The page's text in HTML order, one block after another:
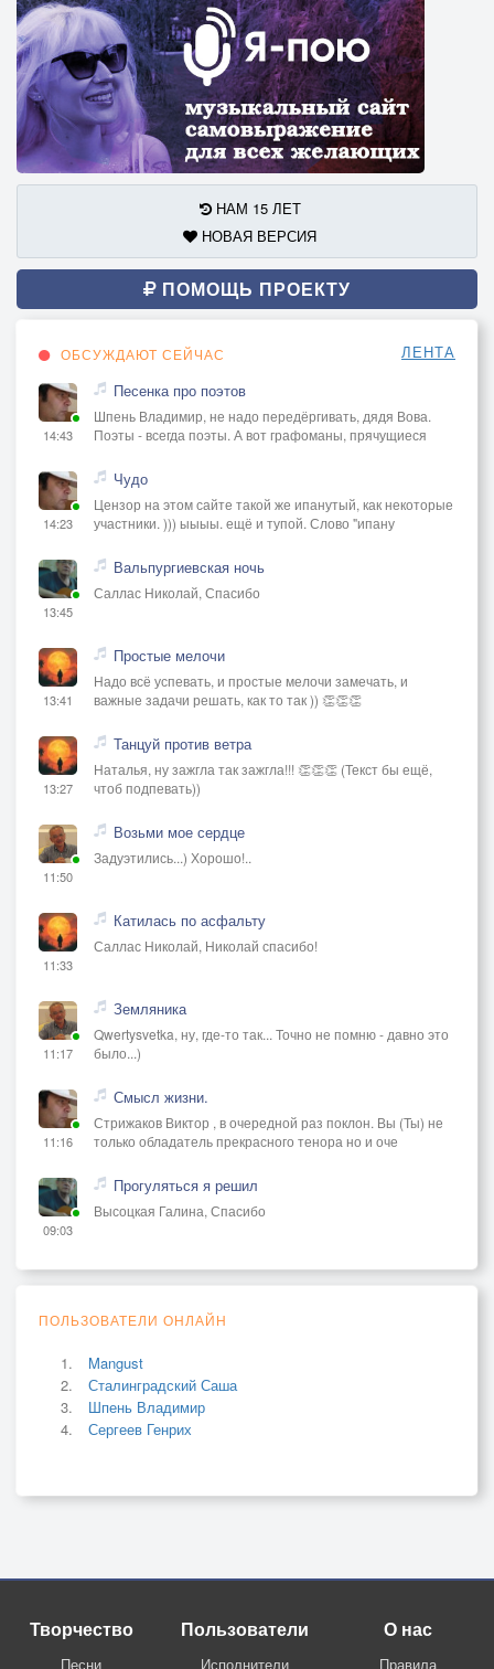
НАМ 15 ЛЕТ
НОВАЯ ВЕРСИЯ
ПОМОЩЬ ПРОЕКТУ
ОБСУЖДАЮТ СЕЙЧАС ЛЕНТА
14:43
Песенка про поэтов
Шпень Владимир, не надо передёргивать, дядя Вова.
Поэты - всегда поэты. А вот графоманы, прячущиеся
14:23
Чудо
Цензор на этом сайте такой же ипанутый, как некоторые
участники. ))) ыыыы. ещё и тупой. Слово "ипану
13:45
Вальпургиевская ночь
Саллас Николай, Спасибо
13:41
Простые мелочи
Надо всё успевать, и простые мелочи замечать, и
важные задачи решать, как то так )) 👏👏👏
13:27
Танцуй против ветра
Наталья, ну зажгла так зажгла!!! 👏👏👏 (Текст бы ещё,
чтоб подпевать))
11:50
Возьми мое сердце
Задуэтились...) Хорошо!..
11:33
Катилась по асфальту
Саллас Николай, Николай спасибо!
11:17
Земляника
Qwertysvetka, ну, где-то так... Точно не помню - давно это
было...)
11:16
Смысл жизни.
Стрижаков Виктор , в очередной раз поклон. Вы (Ты) не
только обладатель прекрасного тенора но и оче
09:03
Прогуляться я решил
Высоцкая Галина, Спасибо
ПОЛЬЗОВАТЕЛИ ОНЛАЙН
Mangust
Сталинградский Саша
Шпень Владимир
Сергеев Генрих
Творчество
Песни
Пользователи
Исполнители
О нас
Правила